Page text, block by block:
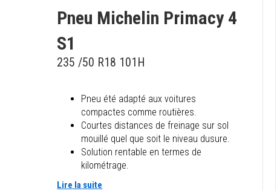
Pneu Michelin Primacy 4
S1
235 /50 R18 101H
Pneu été adapté aux voitures
compactes comme routières.
Courtes distances de freinage sur sol
mouillé quel que soit le niveau dusure.
Solution rentable en termes de
kilométrage.
Lire la suite